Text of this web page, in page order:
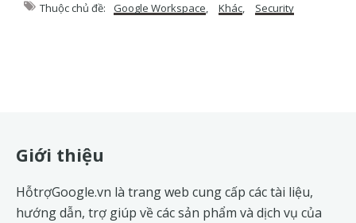
Thuộc chủ đề: Google Workspace, Khác, Security
Footer
Giới thiệu
HỗtrợGoogle.vn là trang web cung cấp các tài liệu,
hướng dẫn, trợ giúp về các sản phẩm và dịch vụ của